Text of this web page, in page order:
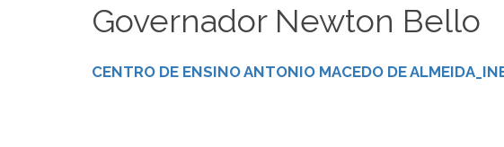
Governador Newton Bello
CENTRO DE ENSINO ANTONIO MACEDO DE